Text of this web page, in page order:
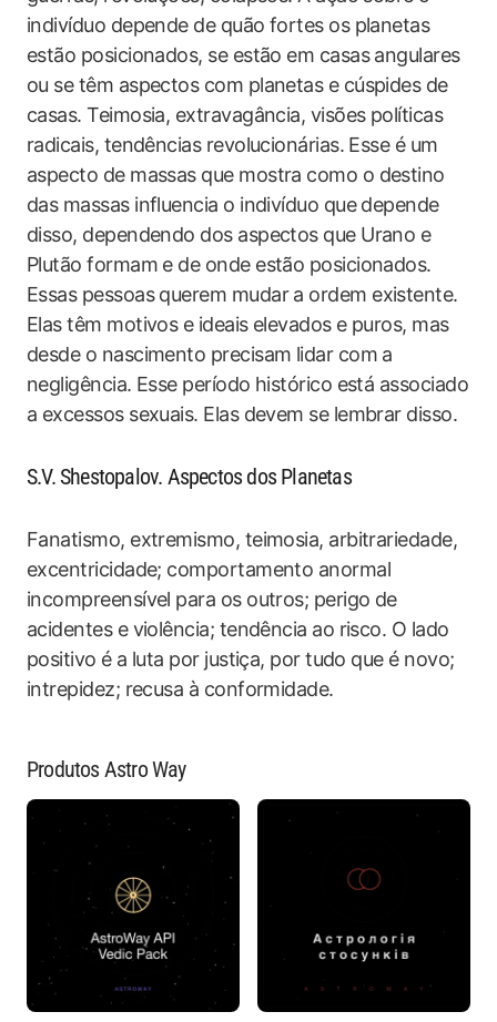
indivíduo depende de quão fortes os planetas
estão posicionados, se estão em casas angulares
ou se têm aspectos com planetas e cúspides de
casas. Teimosia, extravagância, visões políticas
radicais, tendências revolucionárias. Esse é um
aspecto de massas que mostra como o destino
das massas influencia o indivíduo que depende
disso, dependendo dos aspectos que Urano e
Plutão formam e de onde estão posicionados.
Essas pessoas querem mudar a ordem existente.
Elas têm motivos e ideais elevados e puros, mas
desde o nascimento precisam lidar com a
negligência. Esse período histórico está associado
a excessos sexuais. Elas devem se lembrar disso.
S.V. Shestopalov. Aspectos dos Planetas
Fanatismo, extremismo, teimosia, arbitrariedade,
excentricidade; comportamento anormal
incompreensível para os outros; perigo de
acidentes e violência; tendência ao risco. O lado
positivo é a luta por justiça, por tudo que é novo;
intrepidez; recusa à conformidade.
Produtos Astro Way